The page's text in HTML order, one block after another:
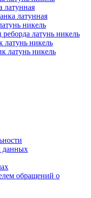
латунная
латунная
никель
реборда латунь никель
латунь никель
латунь никель
данных
обращений о